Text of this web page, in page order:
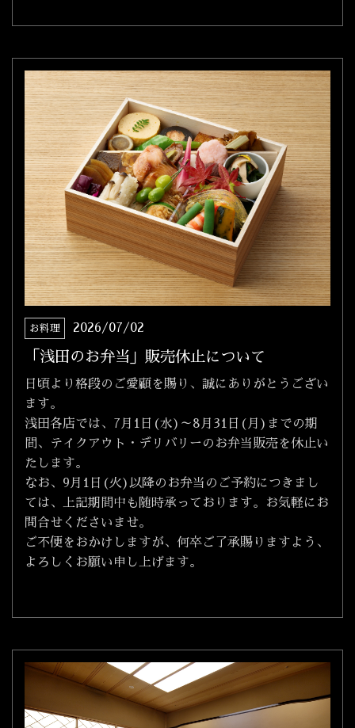
お料理 2026/07/02
「浅田のお弁当」販売休止について
日頃より格段のご愛顧を賜り、誠にありがとうござい
ます。
浅田各店では、7月1日(水)～8月31日(月)までの期
間、テイクアウト・デリバリーのお弁当販売を休止い
たします。
なお、9月1日(火)以降のお弁当のご予約につきまし
ては、上記期間中も随時承っております。お気軽にお
問合せくださいませ。
ご不便をおかけしますが、何卒ご了承賜りますよう、
よろしくお願い申し上げます。